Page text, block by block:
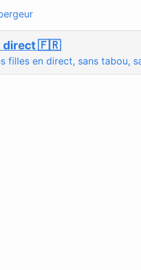
direct 🇫🇷
filles en direct, sans tabou,